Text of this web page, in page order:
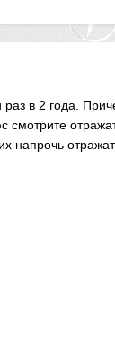
в 2 года.
смотрите
напрочь